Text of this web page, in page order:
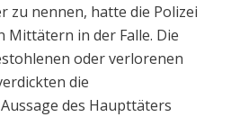
zu nennen, hatte die Polizei
Mittätern in der Falle. Die
oder verlorenen
die
des Haupttäters